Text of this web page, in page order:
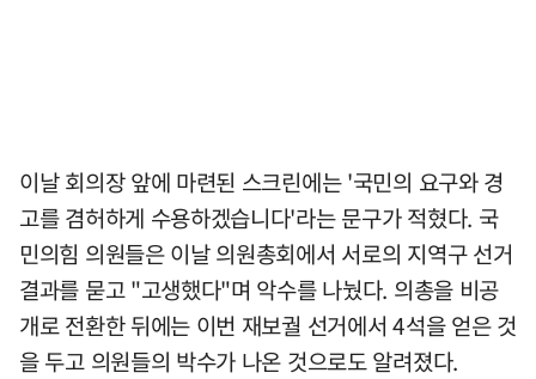
이날 회의장 앞에 마련된 스크린에는 '국민의 요구와 경
고를 겸허하게 수용하겠습니다'라는 문구가 적혔다. 국
민의힘 의원들은 이날 의원총회에서 서로의 지역구 선거
결과를 묻고 "고생했다"며 악수를 나눴다. 의총을 비공
개로 전환한 뒤에는 이번 재보궐 선거에서 4석을 얻은 것
을 두고 의원들의 박수가 나온 것으로도 알려졌다.